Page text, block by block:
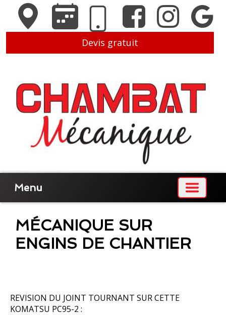
Devis gratuit
Menu
MÉCANIQUE SUR
ENGINS DE CHANTIER
REVISION DU JOINT TOURNANT SUR CETTE
KOMATSU PC95-2 :